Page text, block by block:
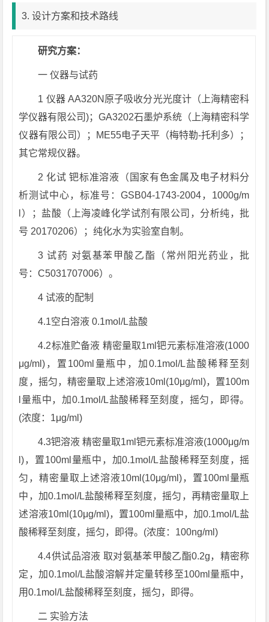
3. 设计方案和技术路线
研究方案：
一 仪器与试药
1 仪器 AA320N原子吸收分光光度计（上海精密科
学仪器有限公司)；GA3202石墨炉系统（上海精密科学
仪器有限公司）；ME55电子天平（梅特勒-托利多）；
其它常规仪器。
2 化试 钯标准溶液（国家有色金属及电子材料分
析测试中心，标准号：GSB04-1743-2004，1000g/m
l）；盐酸（上海凌峰化学试剂有限公司，分析纯，批
号 20170206）；纯化水为实验室自制。
3 试药 对氨基苯甲酸乙酯（常州阳光药业，批
号：C5031707006）。
4 试液的配制
4.1空白溶液 0.1mol/L盐酸
4.2标准贮备液 精密量取1ml钯元素标准溶液(1000
μg/ml)，置100ml量瓶中，加0.1mol/L盐酸稀释至刻
度，摇匀，精密量取上述溶液10ml(10μg/ml)，置100m
l量瓶中，加0.1mol/L盐酸稀释至刻度，摇匀，即得。
(浓度：1μg/ml)
4.3钯溶液 精密量取1ml钯元素标准溶液(1000μg/m
l)，置100ml量瓶中，加0.1mol/L盐酸稀释至刻度，摇
匀，精密量取上述溶液10ml(10μg/ml)，置100ml量瓶
中，加0.1mol/L盐酸稀释至刻度，摇匀，再精密量取上
述溶液10ml(10μg/ml)，置100ml量瓶中，加0.1mol/L盐
酸稀释至刻度，摇匀，即得。(浓度：100ng/ml)
4.4供试品溶液 取对氨基苯甲酸乙酯0.2g，精密称
定，加0.1mol/L盐酸溶解并定量转移至100ml量瓶中，
用0.1mol/L盐酸稀释至刻度，摇匀，即得。
二 实验方法